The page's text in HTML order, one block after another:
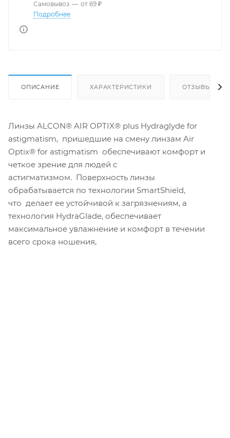
Самовывоз — от 69 ₽
Подробнее
ОПИСАНИЕ ХАРАКТЕРИСТИКИ ОТЗЫВЫ
Линзы ALCON® AIR OPTIX® plus Hydraglyde for
astigmatism, пришедшие на смену линзам Air
Optix® for astigmatism обеспечивают комфорт и
четкое зрение для людей с
астигматизмом. Поверхность линзы
обрабатывается по технологии SmartShield,
что делает ее устойчивой к загрязнениям, а
технология HydraGlade, обеспечивает
максимальное увлажнение и комфорт в течении
всего срока ношения,